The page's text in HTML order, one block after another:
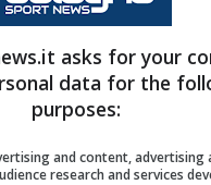
urgentemente un
asks for your
data for the
purposes:
and content, advertising
research and services